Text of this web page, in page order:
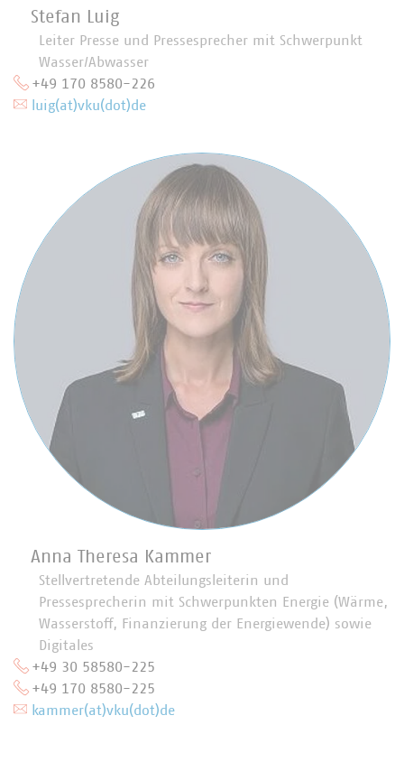
Stefan Luig
Leiter Presse und Pressesprecher mit Schwerpunkt
Wasser/Abwasser
+49 170 8580-226
luig(at)vku(dot)de
Anna Theresa Kammer
Stellvertretende Abteilungsleiterin und
Pressesprecherin mit Schwerpunkten Energie (Wärme,
Wasserstoff, Finanzierung der Energiewende) sowie
Digitales
+49 30 58580-225
+49 170 8580-225
kammer(at)vku(dot)de